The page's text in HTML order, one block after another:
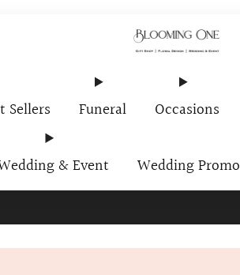
Sellers Funeral Occasions
& Event Wedding Promo